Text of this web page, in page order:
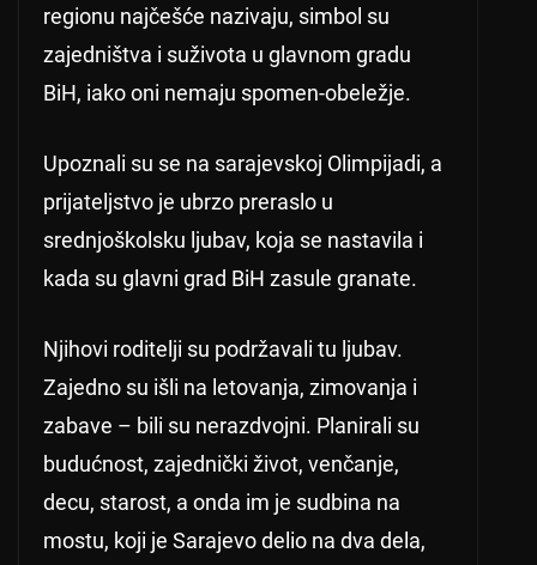
regionu najčešće nazivaju, simbol su
zajedništva i suživota u glavnom gradu
BiH, iako oni nemaju spomen-obeležje.
Upoznali su se na sarajevskoj Olimpijadi, a
prijateljstvo je ubrzo preraslo u
srednjoškolsku ljubav, koja se nastavila i
kada su glavni grad BiH zasule granate.
Njihovi roditelji su podržavali tu ljubav.
Zajedno su išli na letovanja, zimovanja i
zabave – bili su nerazdvojni. Planirali su
budućnost, zajednički život, venčanje,
decu, starost, a onda im je sudbina na
mostu, koji je Sarajevo delio na dva dela,